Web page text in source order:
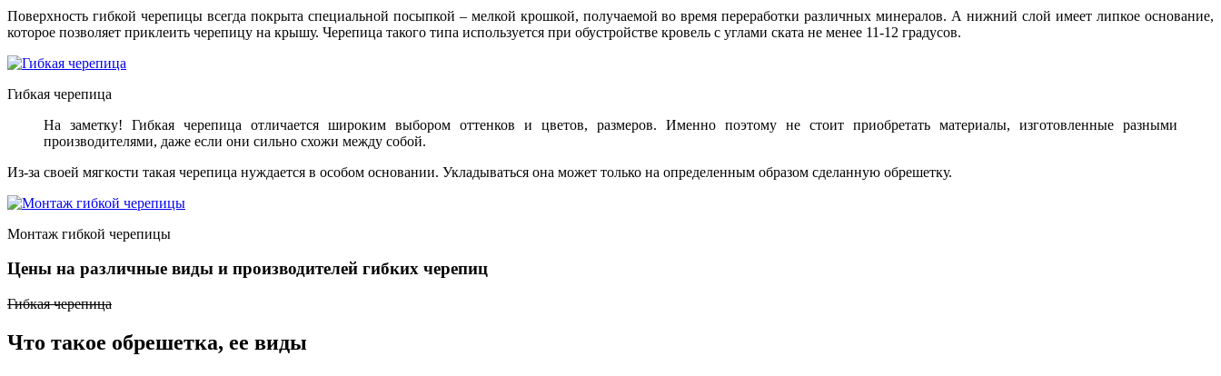
Поверхность гибкой черепицы всегда покрыта специальной посыпкой – мелкой крошкой, получаемой во время переработки различных минералов. А нижний слой имеет липкое основание,
которое позволяет приклеить черепицу на крышу. Черепица такого типа используется при обустройстве кровель с углами ската не менее 11-12 градусов.
Гибкая черепица
На заметку! Гибкая черепица отличается широким выбором оттенков и цветов, размеров. Именно поэтому не стоит приобретать материалы, изготовленные разными
производителями, даже если они сильно схожи между собой.
Из-за своей мягкости такая черепица нуждается в особом основании. Укладываться она может только на определенным образом сделанную обрешетку.
Монтаж гибкой черепицы
Цены на различные виды и производителей гибких черепиц
Гибкая черепица
Что такое обрешетка, ее виды